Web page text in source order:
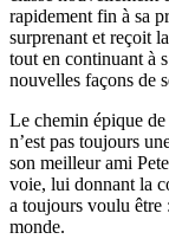
rapidement fin à sa
surprenant et reçoit
tout en continuant à
nouvelles façons de
Le chemin épique de
n’est pas toujours
son meilleur ami
voie, lui donnant la
a toujours voulu être
monde.